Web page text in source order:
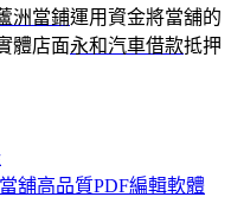
洲當鋪運用資金將當舖的
體店面永和汽車借款抵押
舖高品質PDF編輯軟體